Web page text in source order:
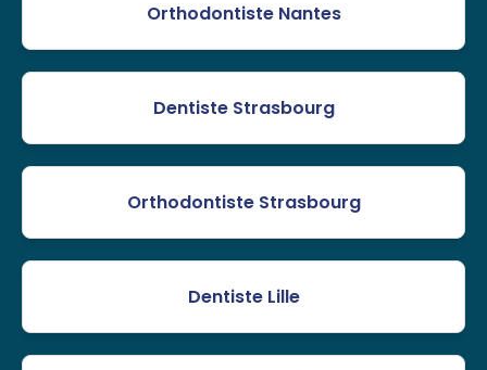
Orthodontiste Nantes
Dentiste Strasbourg
Orthodontiste Strasbourg
Dentiste Lille